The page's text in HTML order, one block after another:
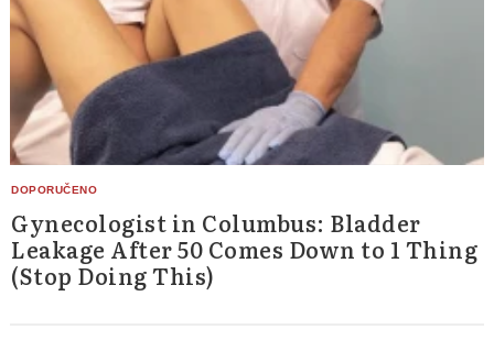
Gynecologist in Columbus: Bladder
Leakage After 50 Comes Down to 1 Thing
(Stop Doing This)